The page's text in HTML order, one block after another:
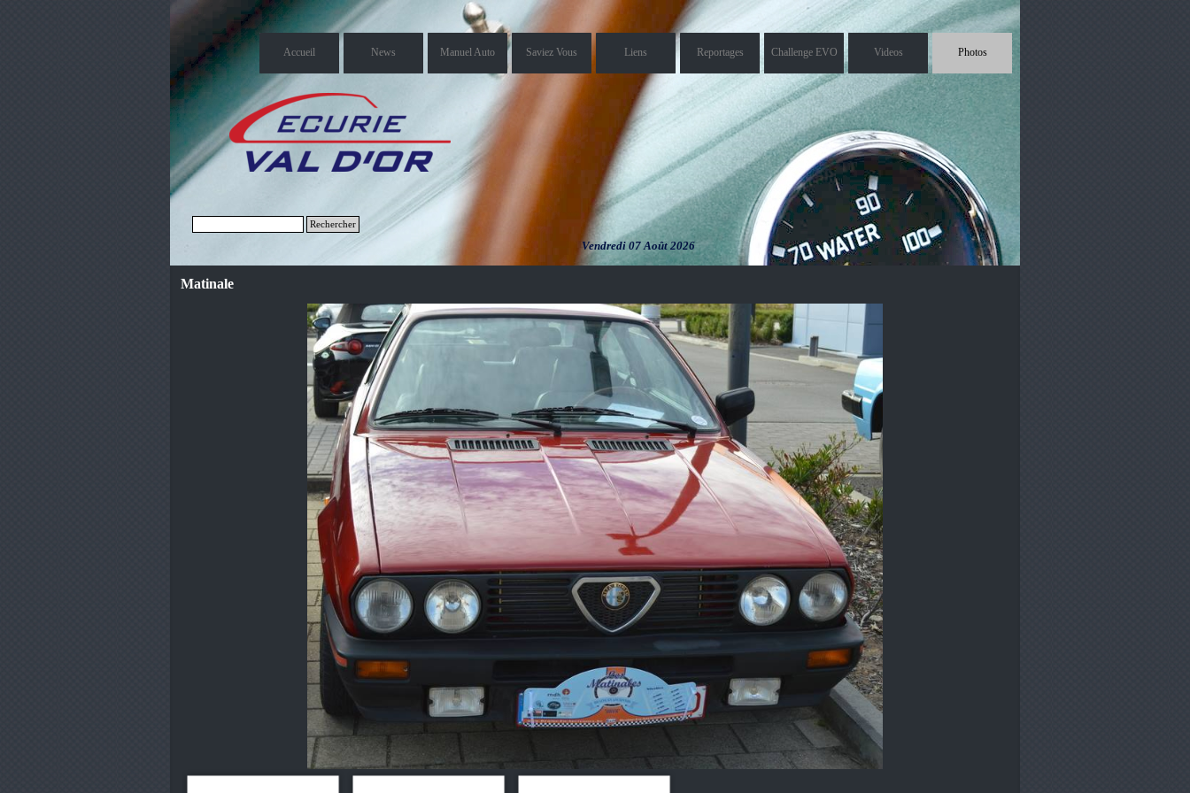
Rechercher
Accueil News Manuel Auto Saviez Vous Liens Reportages Challenge EVO Videos Photos
Vendredi 07 Août 2026 Vendredi 07
Août 2026
Matinale